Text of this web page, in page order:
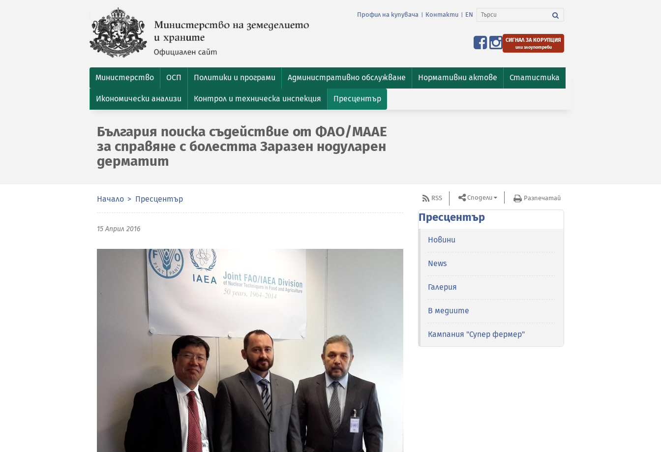
Профил на купувача Контакти EN
СИГНАЛ ЗА КОРУПЦИЯ
или злоупотреби
Министерство ОСП Политики и програми Административно обслужване Нормативни актове Статистика
Икономически анализи Контрол и техническа инспекция Пресцентър
България поиска съдействие от ФАО/МААЕ
за справяне с болестта Заразен нодуларен
дерматит
Начало Пресцентър
15 Април 2016
RSS Сподели Разпечатай
Пресцентър
Новини
News
Галерия
В медиите
Кампания "Супер фермер"